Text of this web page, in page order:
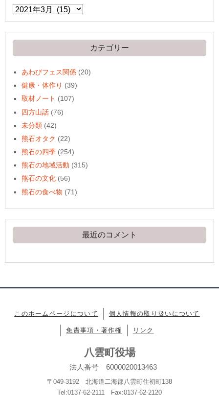
ア
ー
イ
ブ
カテゴリー
あわびフェス関係 (20)
健康・体作り (39)
取材ノート (107)
四方山話 (76)
未分類 (42)
熊石オタク (22)
熊石の四季 (254)
熊石の地域活動 (315)
熊石の文化 (56)
熊石の食べ物 (71)
最近のコメント
このホームページについて 個人情報の取り扱いについて
免責事項・著作権 リンク
八雲町役場
法人番号 6000020013463
〒049-3192 北海道二海郡八雲町住初町138
Tel:0137-62-2111 Fax:0137-62-2120